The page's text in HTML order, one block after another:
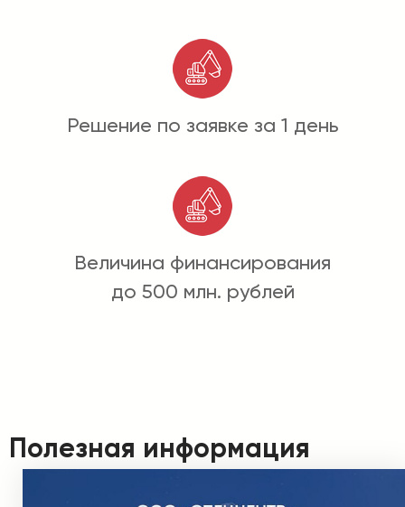
Решение по заявке за 1 день
Величина финансирования
до 500 млн. рублей
Полезная информация